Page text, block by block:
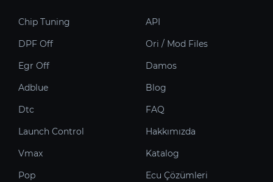
Chip Tuning
DPF Off
Egr Off
Adblue
Dtc
Launch Control
Vmax
Pop
API
Ori / Mod Files
Damos
Blog
FAQ
Hakkımızda
Katalog
Ecu Çözümleri